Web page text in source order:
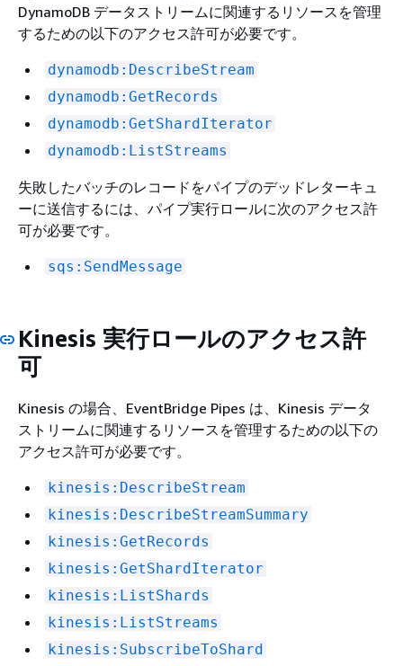
DynamoDB データストリームに関連するリソースを管理
するための以下のアクセス許可が必要です。
dynamodb:DescribeStream
dynamodb:GetRecords
dynamodb:GetShardIterator
dynamodb:ListStreams
失敗したバッチのレコードをパイプのデッドレターキュ
ーに送信するには、パイプ実行ロールに次のアクセス許
可が必要です。
sqs:SendMessage
Kinesis 実行ロールのアクセス許
可
Kinesis の場合、EventBridge Pipes は、Kinesis データ
ストリームに関連するリソースを管理するための以下の
アクセス許可が必要です。
kinesis:DescribeStream
kinesis:DescribeStreamSummary
kinesis:GetRecords
kinesis:GetShardIterator
kinesis:ListShards
kinesis:ListStreams
kinesis:SubscribeToShard